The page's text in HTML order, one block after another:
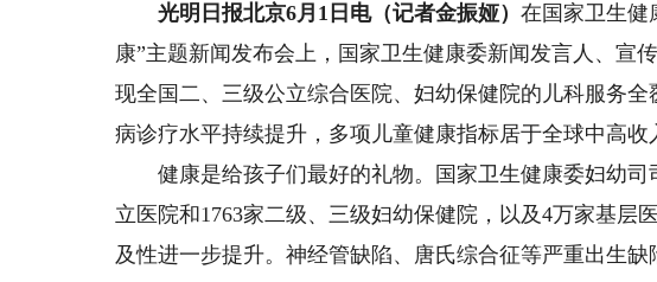
光明日报北京6月1日电（记者金振娅）在国家卫生健
康”主题新闻发布会上，国家卫生健康委新闻发言人、宣
现全国二、三级公立综合医院、妇幼保健院的儿科服务
病诊疗水平持续提升，多项儿童健康指标居于全球中高收
健康是给孩子们最好的礼物。国家卫生健康委妇幼司
立医院和1763家二级、三级妇幼保健院，以及4万家基层
及性进一步提升。神经管缺陷、唐氏综合征等严重出生